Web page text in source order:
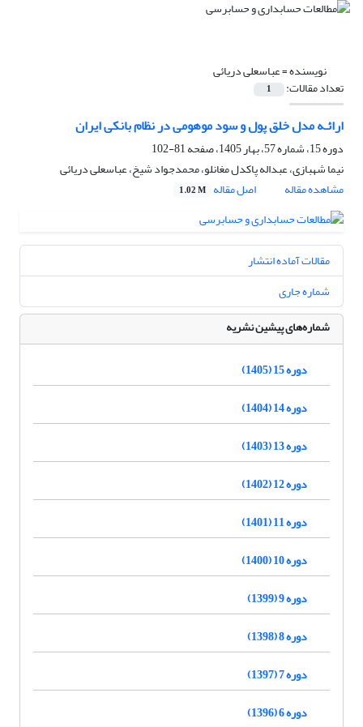
نویسنده =عباسعلی دریائی
تعداد مقالات: 1
ارائـه مدل خلق پول و سود موهومی در نظام بانکی ایران
دوره 15، شماره 57، بهار 1405، صفحه
81-102
نیما شهبازی، عبداله پاکدل مغانلو، محمدجواد شیخ، عباسعلی دریائی
مشاهده مقاله
اصل مقاله 1.02 M
مقالات آماده انتشار
شماره جاری
شماره‌های پیشین نشریه
دوره 15 (1405)
دوره 14 (1404)
دوره 13 (1403)
دوره 12 (1402)
دوره 11 (1401)
دوره 10 (1400)
دوره 9 (1399)
دوره 8 (1398)
دوره 7 (1397)
دوره 6 (1396)